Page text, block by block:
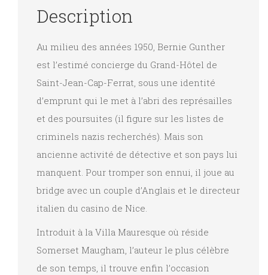
Description
Au milieu des années 1950, Bernie Gunther
est l’estimé concierge du Grand-Hôtel de
Saint-Jean-Cap-Ferrat, sous une identité
d’emprunt qui le met à l’abri des représailles
et des poursuites (il figure sur les listes de
criminels nazis recherchés). Mais son
ancienne activité de détective et son pays lui
manquent. Pour tromper son ennui, il joue au
bridge avec un couple d’Anglais et le directeur
italien du casino de Nice.
Introduit à la Villa Mauresque où réside
Somerset Maugham, l’auteur le plus célèbre
de son temps, il trouve enfin l’occasion